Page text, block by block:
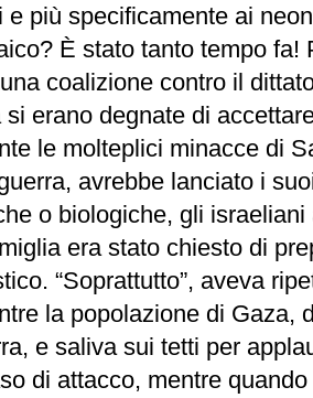
più specificamente ai
È stato tanto tempo fa!
coalizione contro il
erano degnate di
le molteplici minacce di
avrebbe lanciato i
o biologiche, gli
era stato chiesto di
“Soprattutto”, aveva
la popolazione di Gaza,
e saliva sui tetti per
di attacco, mentre